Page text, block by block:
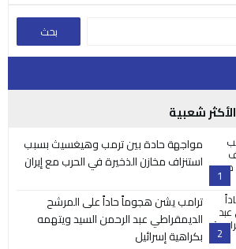
الأكثر شعبية
1
مواجهة حادة بين ترمب وهيغسيث بسبب
استنزاف مخازن الذخيرة في الحرب مع إيران
2
ترامب يشن هجوماً حاداً على المرشح
الديمقراطي عبد الرحمن السيد ويتهمه
بكراهية إسرائيل